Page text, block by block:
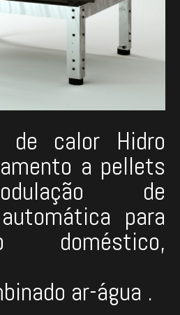
de calor Hidro
a pellets
de
para
doméstico,
ar-água .